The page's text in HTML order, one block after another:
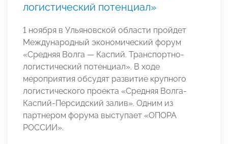
логистический потенциал»
1 ноября в Ульяновской области пройдет
Международный экономический форум
«Средняя Волга — Каспий. Транспортно-
логистический потенциал». В ходе
мероприятия обсудят развитие крупного
логистического проекта «Средняя Волга-
Каспий-Персидский залив». Одним из
партнером форума выступает «ОПОРА
РОССИИ».